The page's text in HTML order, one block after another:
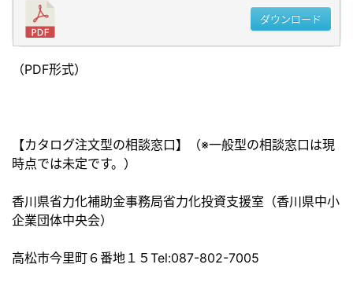
ダウンロード
（PDF形式）
【カタログ注文型の相談窓口】（※一般型の相談窓口は現
時点では未定です。）
香川県省力化補助金事務局省力化投資支援室（香川県中小
企業団体中央会）
高松市今里町６番地１５Tel:087-802-7005